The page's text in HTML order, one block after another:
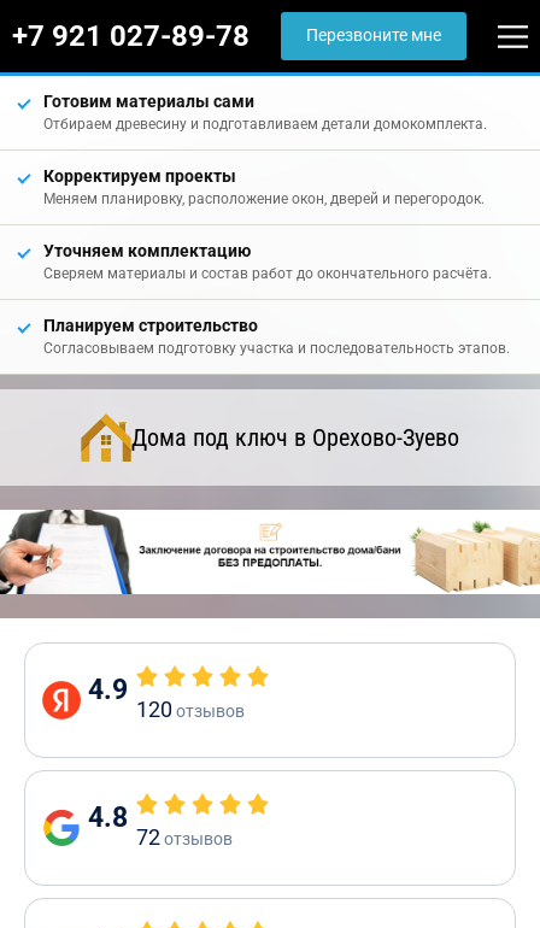
+7 921 027-89-78 Перезвоните мне
Готовим материалы сами
Отбираем древесину и подготавливаем детали домокомплекта.
Корректируем проекты
Меняем планировку, расположение окон, дверей и перегородок.
Уточняем комплектацию
Сверяем материалы и состав работ до окончательного расчёта.
Планируем строительство
Согласовываем подготовку участка и последовательность этапов.
Дома под ключ в Орехово-Зуево
4.9
120отзывов
4.8
72отзывов